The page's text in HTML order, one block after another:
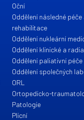
Oční
Oddělení následné péče
rehabilitace
Oddělení nukleární
Oddělení klinické a
Oddělení paliativní péče
Oddělení společných
ORL
Ortopedicko-
Patologie
Plicní